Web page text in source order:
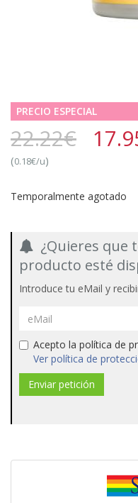
PRECIO ESPECIAL
22.22€
(0.18€/u)
Temporalmente agotado
¿Quieres que
producto esté
Introduce tu eMail y
Acepto la política de
Ver política de